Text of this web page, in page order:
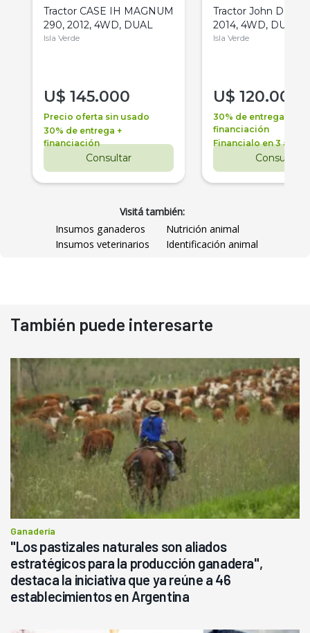
Tractor CASE IH MAGNUM
290, 2012, 4WD, DUAL
Isla Verde
U$ 145.000
Precio oferta sin usado
30% de entrega +
financiación
Consultar
Tractor John Deere
2014, 4WD, DUAL
Isla Verde
U$ 120.000
30% de entrega +
financiación
Financialo en 3 años
Consultar
Visitá también:
Insumos ganaderos
Nutrición animal
Insumos veterinarios
Identificación animal
También puede interesarte
Ganadería
"Los pastizales naturales son aliados
estratégicos para la producción ganadera",
destaca la iniciativa que ya reúne a 46
establecimientos en Argentina